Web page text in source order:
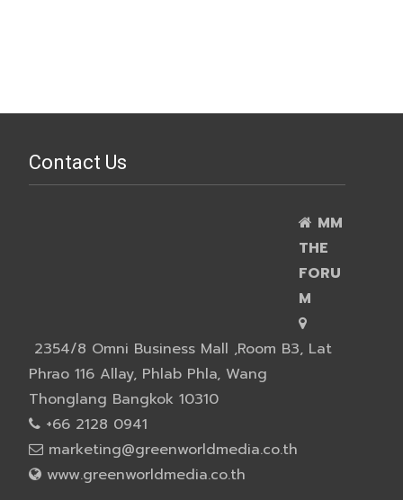
Contact Us
MM
THE
FORU
M
2354/8 Omni Business Mall ,Room B3, Lat
Phrao 116 Allay, Phlab Phla, Wang
Thonglang Bangkok 10310
+66 2128 0941
marketing@greenworldmedia.co.th
www.greenworldmedia.co.th